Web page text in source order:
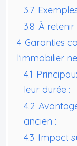
3.7
3.8 À retenir
4 Garanties
l’immobilier
4.1
leur durée :
4.2
ancien :
4.3 Impact